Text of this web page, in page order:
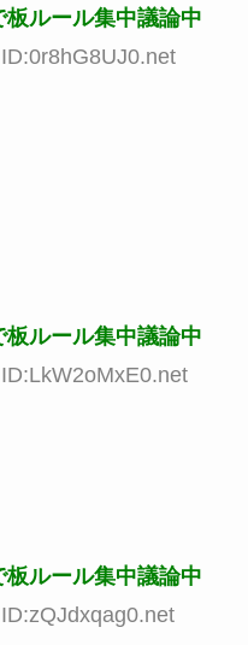
ルール集中議論中
ルール集中議論中
ルール集中議論中